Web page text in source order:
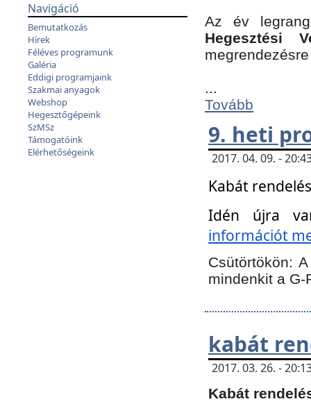
Navigáció
Bemutatkozás
Hírek
Féléves programunk
Galéria
Eddigi programjaink
Szakmai anyagok
Webshop
Hegesztőgépeink
SzMSz
Támogatóink
Elérhetőségeink
Az év
Hegesztési
...
Tovább
9. heti
2017. 04. 09. -
Kabát
Idén újra
információt
Csütörtökön:A
mindenkit a G-
kabát
2017. 03. 26. -
Kabát